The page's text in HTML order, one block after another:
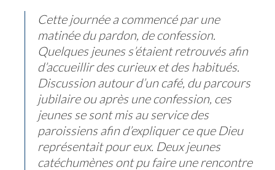
Cette journée a commencé par une
matinée du pardon, de confession.
Quelques jeunes s’étaient retrouvés afin
d’accueillir des curieux et des habitués.
Discussion autour d’un café, du parcours
jubilaire ou après une confession, ces
jeunes se sont mis au service des
paroissiens afin d’expliquer ce que Dieu
représentait pour eux. Deux jeunes
catéchumènes ont pu faire une rencontre